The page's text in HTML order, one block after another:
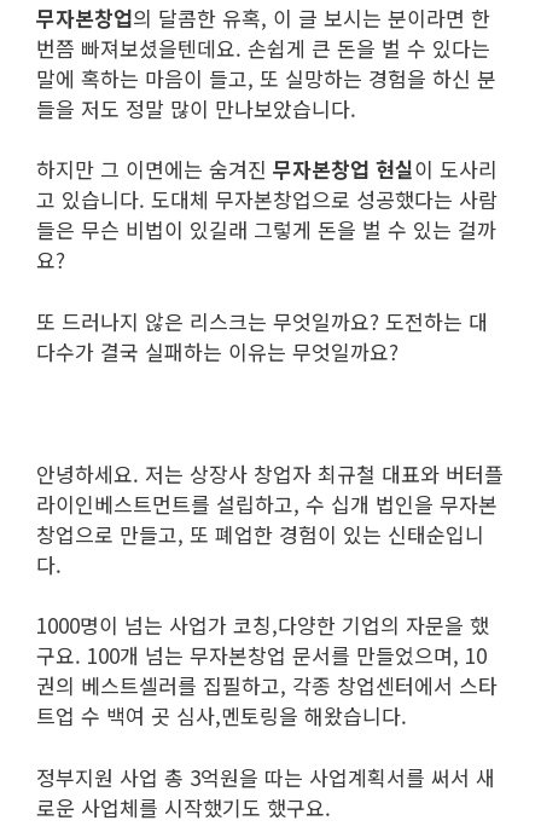
무자본창업의 달콤한 유혹, 이 글 보시는 분이라면 한
번쯤 빠져보셨을텐데요. 손쉽게 큰 돈을 벌 수 있다는
말에 혹하는 마음이 들고, 또 실망하는 경험을 하신 분
들을 저도 정말 많이 만나보았습니다.
하지만 그 이면에는 숨겨진 무자본창업 현실이 도사리
고 있습니다. 도대체 무자본창업으로 성공했다는 사람
들은 무슨 비법이 있길래 그렇게 돈을 벌 수 있는 걸까
요?
또 드러나지 않은 리스크는 무엇일까요? 도전하는 대
다수가 결국 실패하는 이유는 무엇일까요?
안녕하세요. 저는 상장사 창업자 최규철 대표와 버터플
라이인베스트먼트를 설립하고, 수 십개 법인을 무자본
창업으로 만들고, 또 폐업한 경험이 있는 신태순입니
다.
1000명이 넘는 사업가 코칭,다양한 기업의 자문을 했
구요. 100개 넘는 무자본창업 문서를 만들었으며, 10
권의 베스트셀러를 집필하고, 각종 창업센터에서 스타
트업 수 백여 곳 심사,멘토링을 해왔습니다.
정부지원 사업 총 3억원을 따는 사업계획서를 써서 새
로운 사업체를 시작했기도 했구요.